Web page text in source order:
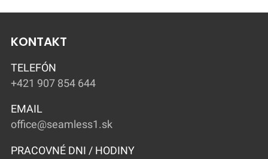
KONTAKT
TELEFÓN
+421 907 854 644
EMAIL
office@seamless1.sk
PRACOVNÉ DNI / HODINY